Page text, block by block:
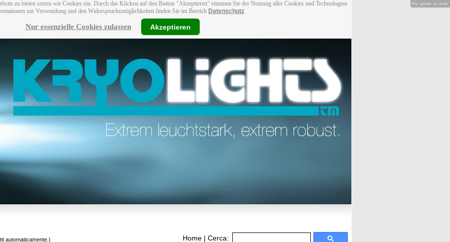
zu bieten setzen wir Cookies ein. Durch das Klicken auf den Button "Akzeptieren" stimmen Sie der Nutzung aller Cookies und Technologien
zur Verwendung und den Widerspruchsmöglichkeiten finden Sie im Bereich Datenschutz
Nur essenzielle Cookies zulassen Akzeptieren
automaticamente.) Home | Cerca:
Hy-phen-a-tion